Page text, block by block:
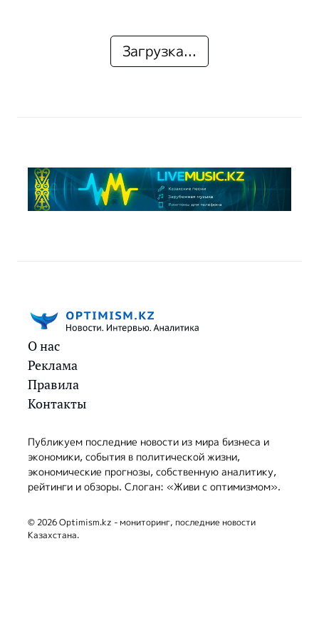
Загрузка...
О нас
Реклама
Правила
Контакты
Публикуем последние новости из мира бизнеса и
экономики, события в политической жизни,
экономические прогнозы, собственную аналитику,
рейтинги и обзоры. Слоган: «Живи с оптимизмом».
© 2026 Optimism.kz - мониторинг, последние новости
Казахстана.